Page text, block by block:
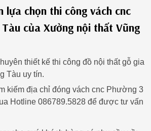
lựa chọn thi công vách cnc
Tàu của Xưởng nội thất Vũng
thiết kế thi công đồ nội thất gỗ gia
Tàu uy tín.
kiếm địa chỉ đóng vách cnc Phường 3
Hotline 086789.5828 để được tư vấn